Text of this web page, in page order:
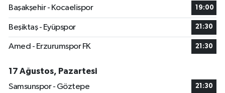
Başakşehir - Kocaelispor
19:00
Beşiktaş - Eyüpspor 21:30
Amed - Erzurumspor FK 21:30
17 Ağustos, Pazartesi
Samsunspor - Göztepe
21:30